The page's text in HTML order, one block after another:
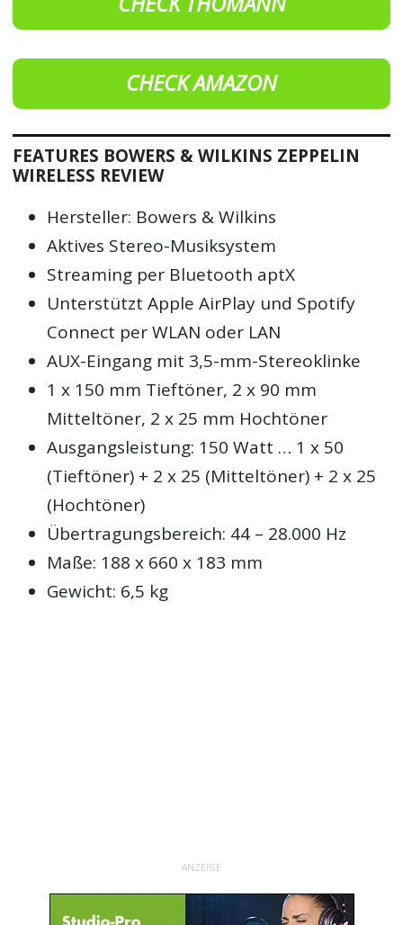
CHECK AMAZON
FEATURES BOWERS & WILKINS ZEPPELIN
WIRELESS REVIEW
Hersteller: Bowers & Wilkins
Aktives Stereo-Musiksystem
Streaming per Bluetooth aptX
Unterstützt Apple AirPlay und Spotify
Connect per WLAN oder LAN
AUX-Eingang mit 3,5-mm-Stereoklinke
1 x 150 mm Tieftöner, 2 x 90 mm
Mitteltöner, 2 x 25 mm Hochtöner
Ausgangsleistung: 150 Watt … 1 x 50
(Tieftöner) + 2 x 25 (Mitteltöner) + 2 x 25
(Hochtöner)
Übertragungsbereich: 44 – 28.000 Hz
Maße: 188 x 660 x 183 mm
Gewicht: 6,5 kg
ANZEIGE